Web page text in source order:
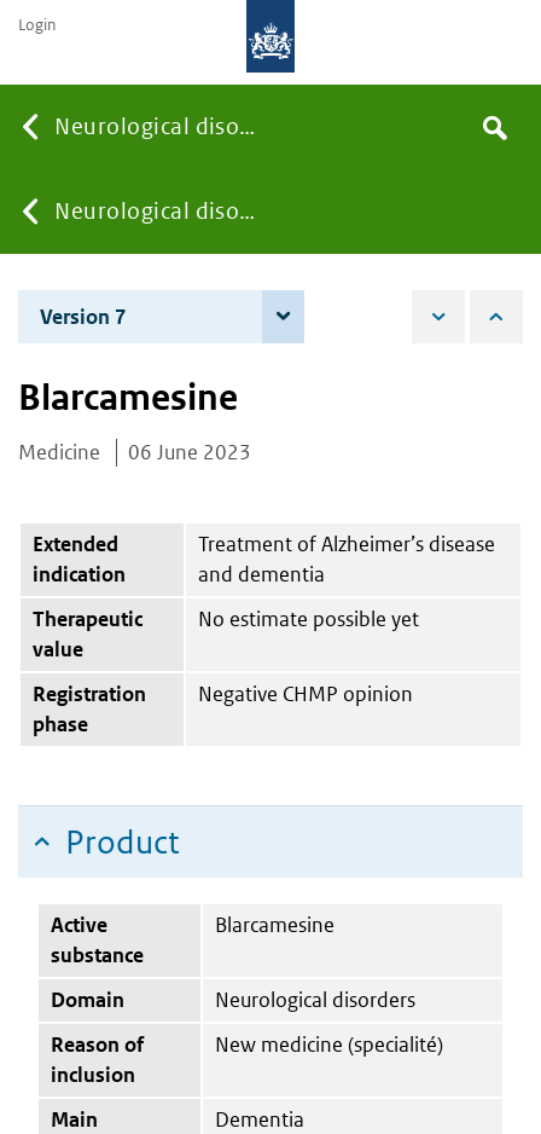
Neurological disorders
You
are
here:
Neurological disorders
the
Search
Login
Version 7
Blarcamesine
Medicine 06 June 2023
Extended
indication
Treatment of Alzheimer’s disease
and dementia
Therapeutic
value
No estimate possible yet
Registration
phase
Negative CHMP opinion
Product
Active
substance
Blarcamesine
Domain
Neurological disorders
Reason of
inclusion
New medicine (specialité)
Main
Dementia